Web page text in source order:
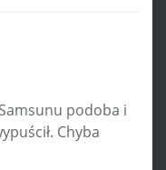
podoba i
Chyba